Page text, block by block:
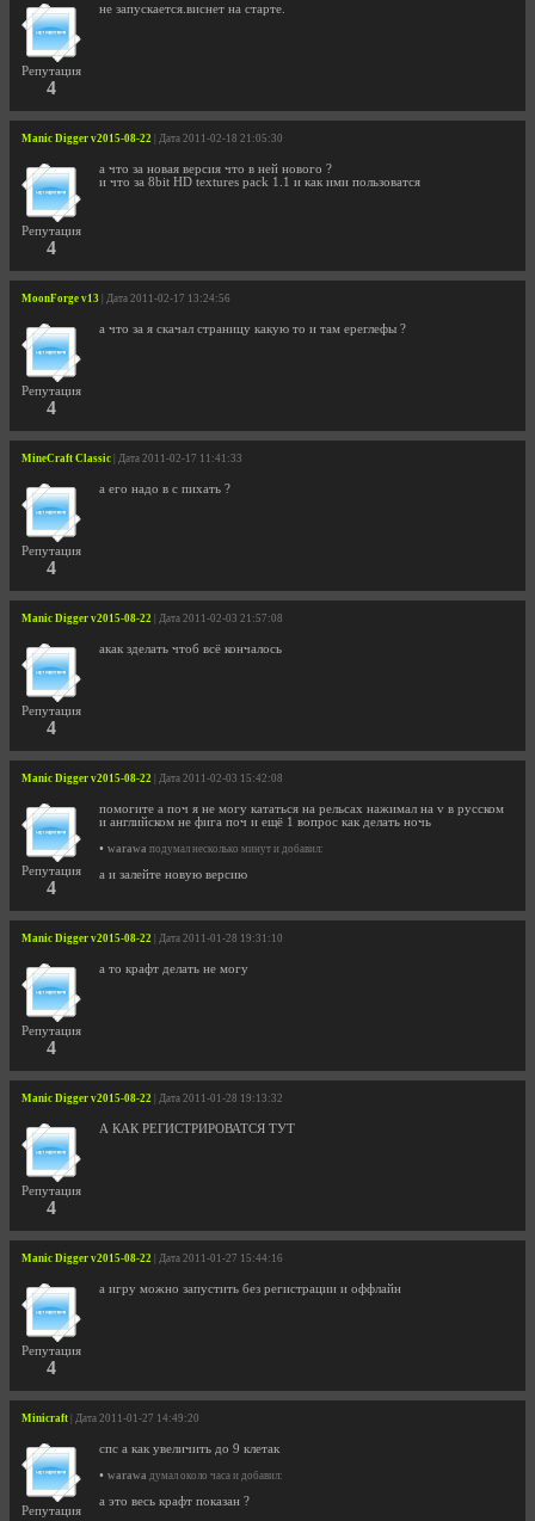
Репутация
4
не запускается.виснет на старте.
Manic Digger v2015-08-22 | Дата 2011-02-18 21:05:30
Репутация
4
а что за новая версия что в ней нового ?
и что за 8bit HD textures pack 1.1 и как ими пользоватся
MoonForge v13 | Дата 2011-02-17 13:24:56
Репутация
4
а что за я скачал страницу какую то и там ереглефы ?
MineCraft Classic | Дата 2011-02-17 11:41:33
Репутация
4
а его надо в с пихать ?
Manic Digger v2015-08-22 | Дата 2011-02-03 21:57:08
Репутация
4
акак зделать чтоб всё кончалось
Manic Digger v2015-08-22 | Дата 2011-02-03 15:42:08
Репутация
4
помогите а поч я не могу кататься на рельсах нажимал на v в русском
и английском не фига поч и ещё 1 вопрос как делать ночь
• warawa подумал несколько минут и добавил:
а и залейте новую версию
Manic Digger v2015-08-22 | Дата 2011-01-28 19:31:10
Репутация
4
а то крафт делать не могу
Manic Digger v2015-08-22 | Дата 2011-01-28 19:13:32
Репутация
4
А КАК РЕГИСТРИРОВАТСЯ ТУТ
Manic Digger v2015-08-22 | Дата 2011-01-27 15:44:16
Репутация
4
а игру можно запустить без регистрации и оффлайн
Minicraft | Дата 2011-01-27 14:49:20
Репутация
спс а как увеличить до 9 клетак
• warawa думал около часа и добавил:
а это весь крафт показан ?